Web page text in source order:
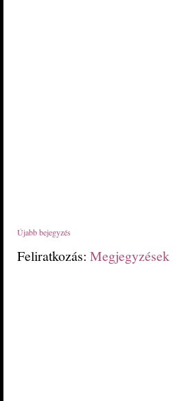
Újabb bejegyzés
Feliratkozás: